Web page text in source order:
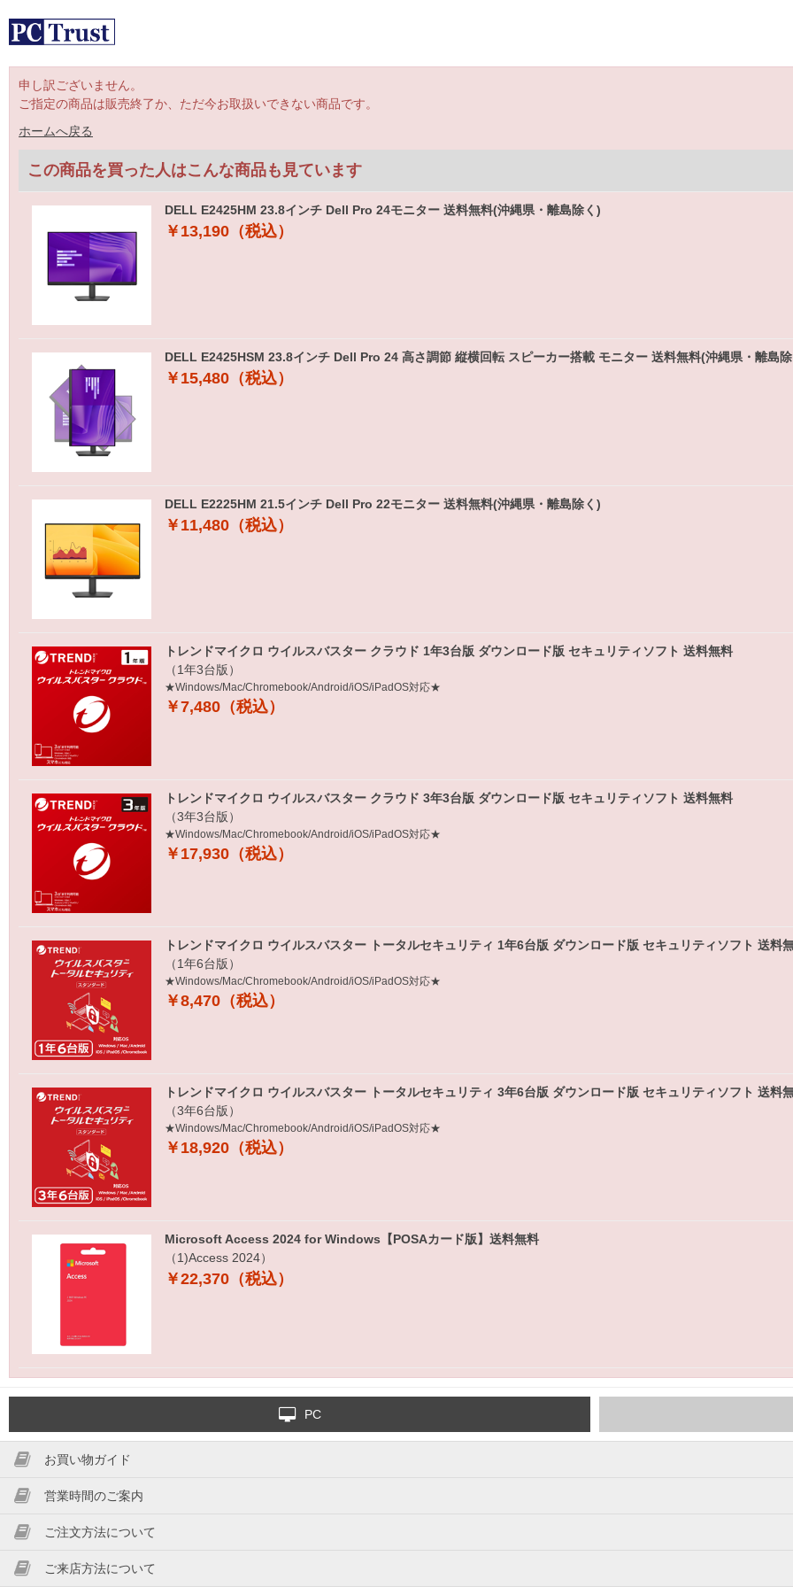
申し訳ございません。
ご指定の商品は販売終了か、ただ今お取扱いできない商品です。
ホームへ戻る
この商品を買った人はこんな商品も見ています
DELL E2425HM 23.8インチ Dell Pro 24モニター 送料無料(沖縄県・離島除く)
￥13,190（税込）
DELL E2425HSM 23.8インチ Dell Pro 24 高さ調節 縦横回転 スピーカー搭載 モニター 送料無料(沖縄県・離島
￥15,480（税込）
DELL E2225HM 21.5インチ Dell Pro 22モニター 送料無料(沖縄県・離島除く)
￥11,480（税込）
トレンドマイクロ ウイルスバスター クラウド 1年3台版 ダウンロード版 セキュリティソフト 送料無料
（1年3台版）
★Windows/Mac/Chromebook/Android/iOS/iPadOS対応★
￥7,480（税込）
トレンドマイクロ ウイルスバスター クラウド 3年3台版 ダウンロード版 セキュリティソフト 送料無料
（3年3台版）
★Windows/Mac/Chromebook/Android/iOS/iPadOS対応★
￥17,930（税込）
トレンドマイクロ ウイルスバスター トータルセキュリティ 1年6台版 ダウンロード版 セキュリティソフト 送料
（1年6台版）
★Windows/Mac/Chromebook/Android/iOS/iPadOS対応★
￥8,470（税込）
トレンドマイクロ ウイルスバスター トータルセキュリティ 3年6台版 ダウンロード版 セキュリティソフト 送料
（3年6台版）
★Windows/Mac/Chromebook/Android/iOS/iPadOS対応★
￥18,920（税込）
Microsoft Access 2024 for Windows【POSAカード版】送料無料
（1)Access 2024）
￥22,370（税込）
PC
お買い物ガイド
営業時間のご案内
ご注文方法について
ご来店方法について